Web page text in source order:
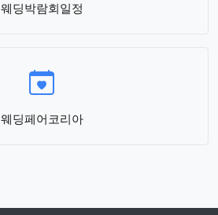
웨딩박람회일정
웨딩페어코리아